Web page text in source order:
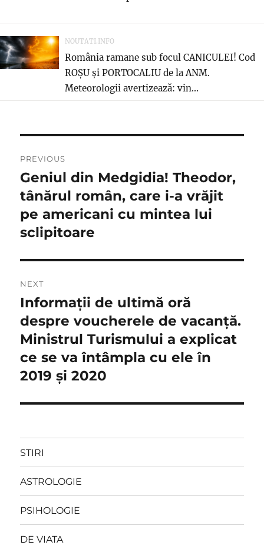
NOUTATI.INFO
România ramane sub focul CANICULEI! Cod
ROȘU și PORTOCALIU de la ANM.
Meteorologii avertizează: vin...
în
articole
PREVIOUS
Previous
post:
Geniul din Medgidia! Theodor,
tânărul român, care i-a vrăjit
pe americani cu mintea lui
sclipitoare
NEXT
Next
post:
Informații de ultimă oră
despre voucherele de vacanță.
Ministrul Turismului a explicat
ce se va întâmpla cu ele în
2019 și 2020
STIRI
ASTROLOGIE
PSIHOLOGIE
DE VIATA